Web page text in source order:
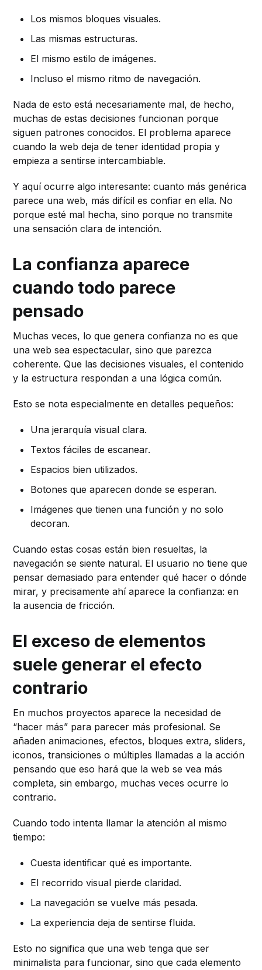
Los mismos bloques visuales.
Las mismas estructuras.
El mismo estilo de imágenes.
Incluso el mismo ritmo de navegación.
Nada de esto está necesariamente mal, de hecho,
muchas de estas decisiones funcionan porque
siguen patrones conocidos. El problema aparece
cuando la web deja de tener identidad propia y
empieza a sentirse intercambiable.
Y aquí ocurre algo interesante: cuanto más genérica
parece una web, más difícil es confiar en ella. No
porque esté mal hecha, sino porque no transmite
una sensación clara de intención.
La confianza aparece
cuando todo parece
pensado
Muchas veces, lo que genera confianza no es que
una web sea espectacular, sino que parezca
coherente. Que las decisiones visuales, el contenido
y la estructura respondan a una lógica común.
Esto se nota especialmente en detalles pequeños:
Una jerarquía visual clara.
Textos fáciles de escanear.
Espacios bien utilizados.
Botones que aparecen donde se esperan.
Imágenes que tienen una función y no solo
decoran.
Cuando estas cosas están bien resueltas, la
navegación se siente natural. El usuario no tiene que
pensar demasiado para entender qué hacer o dónde
mirar, y precisamente ahí aparece la confianza: en
la ausencia de fricción.
El exceso de elementos
suele generar el efecto
contrario
En muchos proyectos aparece la necesidad de
“hacer más” para parecer más profesional. Se
añaden animaciones, efectos, bloques extra, sliders,
iconos, transiciones o múltiples llamadas a la acción
pensando que eso hará que la web se vea más
completa, sin embargo, muchas veces ocurre lo
contrario.
Cuando todo intenta llamar la atención al mismo
tiempo:
Cuesta identificar qué es importante.
El recorrido visual pierde claridad.
La navegación se vuelve más pesada.
La experiencia deja de sentirse fluida.
Esto no significa que una web tenga que ser
minimalista para funcionar, sino que cada elemento